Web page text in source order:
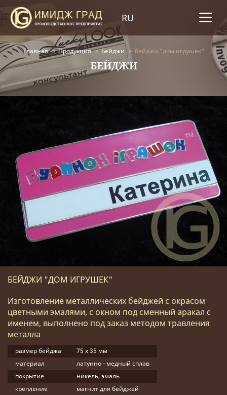
RU
Главная Продукция Бейджи бейджи "дом игрушек"
БЕЙДЖИ
БЕЙДЖИ "ДОМ ИГРУШЕК"
Изготовление металлических бейджей с окрасом
цветными эмалями, с окном под сменный аракал с
именем, выполнено под заказ методом травления
металла
размер бейджа
75 х 35 мм
материал
латунно - медный сплав
покрытие
никель, эмаль
крепление
магнит для бейджей